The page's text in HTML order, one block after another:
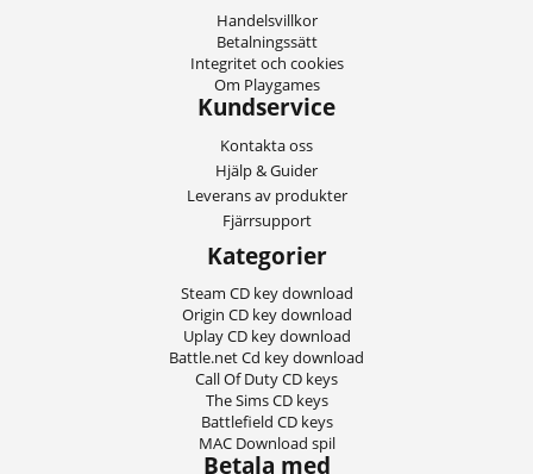
Handelsvillkor
Betalningssätt
Integritet och cookies
Om Playgames
Kundservice
Kontakta oss
Hjälp & Guider
Leverans av produkter
Fjärrsupport
Kategorier
Steam CD key download
Origin CD key download
Uplay CD key download
Battle.net Cd key download
Call Of Duty CD keys
The Sims CD keys
Battlefield CD keys
MAC Download spil
Betala med